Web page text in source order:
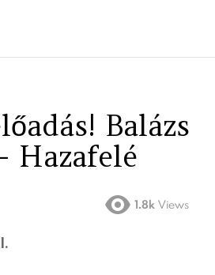
Balázs
Hazafelé
1.8k Views